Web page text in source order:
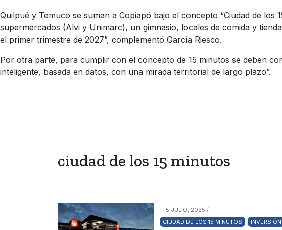
Quilpué y Temuco se suman a Copiapó bajo el concepto “Ciudad de
supermercados (Alvi y Unimarc), un gimnasio, locales de comida y
el primer trimestre de 2027”, complementó García Riesco.
Por otra parte, para cumplir con el concepto de 15 minutos se deben
inteligente, basada en datos, con una mirada territorial de largo plazo”.
ciudad de los 15 minutos
5 JULIO, 2025 /
CIUDAD DE LOS 15 MINUTOS
INVERSIÓN